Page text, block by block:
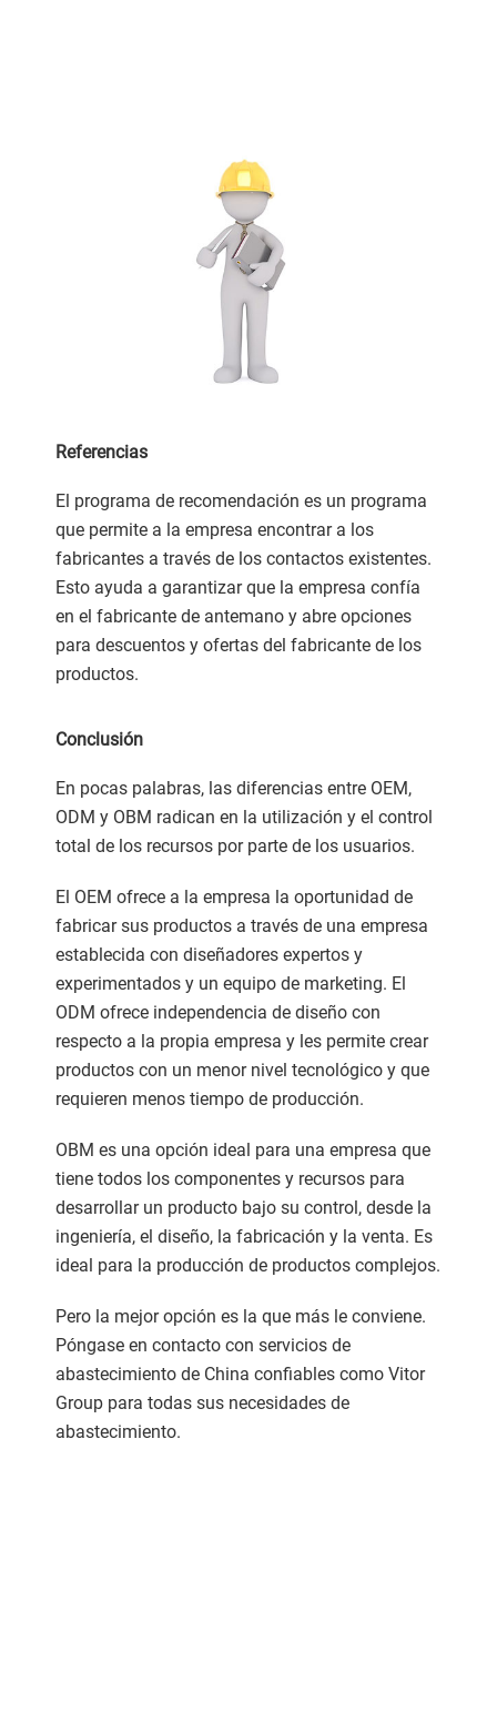
Referencias
El programa de recomendación es un programa
que permite a la empresa encontrar a los
fabricantes a través de los contactos existentes.
Esto ayuda a garantizar que la empresa confía
en el fabricante de antemano y abre opciones
para descuentos y ofertas del fabricante de los
productos.
Conclusión
En pocas palabras, las diferencias entre OEM,
ODM y OBM radican en la utilización y el control
total de los recursos por parte de los usuarios.
El OEM ofrece a la empresa la oportunidad de
fabricar sus productos a través de una empresa
establecida con diseñadores expertos y
experimentados y un equipo de marketing. El
ODM ofrece independencia de diseño con
respecto a la propia empresa y les permite crear
productos con un menor nivel tecnológico y que
requieren menos tiempo de producción.
OBM es una opción ideal para una empresa que
tiene todos los componentes y recursos para
desarrollar un producto bajo su control, desde la
ingeniería, el diseño, la fabricación y la venta. Es
ideal para la producción de productos complejos.
Pero la mejor opción es la que más le conviene.
Póngase en contacto con servicios de
abastecimiento de China confiables como Vitor
Group para todas sus necesidades de
abastecimiento.